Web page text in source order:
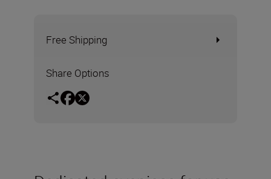
Free Shipping
Share Options